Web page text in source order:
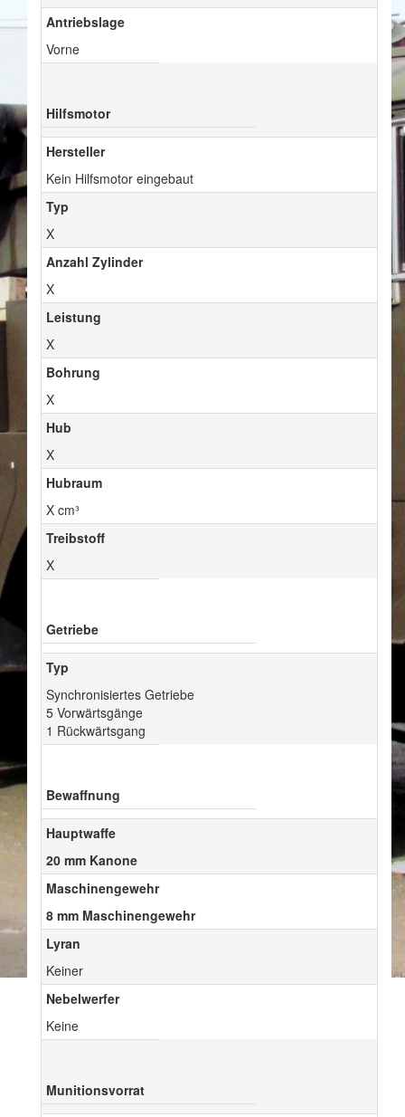
Antriebslage
Vorne
Hilfsmotor
Hersteller
Kein Hilfsmotor eingebaut
Typ
X
Anzahl Zylinder
X
Leistung
X
Bohrung
X
Hub
X
Hubraum
X cm³
Treibstoff
X
Getriebe
Typ
Synchronisiertes Getriebe
5 Vorwärtsgänge
1 Rückwärtsgang
Bewaffnung
Hauptwaffe
20 mm Kanone
Maschinengewehr
8 mm Maschinengewehr
Lyran
Keiner
Nebelwerfer
Keine
Munitionsvorrat